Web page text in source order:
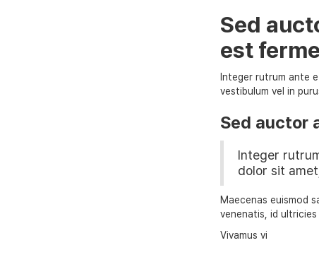
Sed
est
Integer rutrum ante
vestibulum vel in
Sed auctor
Integer
dolor sit
Maecenas euismod
venenatis, id
Vivamus vi